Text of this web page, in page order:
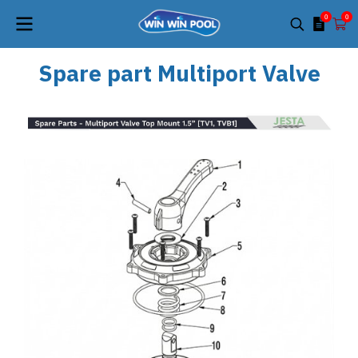
0 0
Spare part Multiport Valve